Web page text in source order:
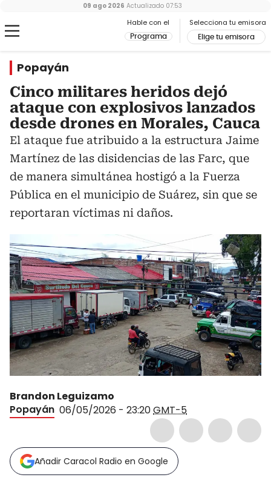
Hable con el
Programa
Selecciona tu emisora
Elige tu emisora
09 ago 2026 Actualizado 07:53
Popayán
Cinco militares heridos dejó
ataque con explosivos lanzados
desde drones en Morales, Cauca
El ataque fue atribuido a la estructura Jaime
Martínez de las disidencias de las Farc, que
de manera simultánea hostigó a la Fuerza
Pública en el municipio de Suárez, sin que se
reportaran víctimas ni daños.
Brandon Leguizamo
Popayán 06/05/2026 - 23:20GMT-5
Añadir Caracol Radio en Google